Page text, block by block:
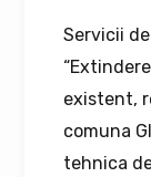
Servicii
existent,
comuna
tehnica